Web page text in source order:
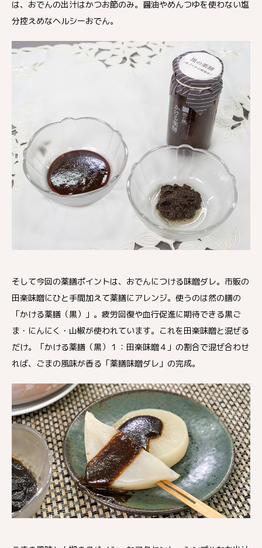
は、おでんの出汁はかつお節のみ。醤油やめんつゆを使わない塩
分控えめなヘルシーおでん。
そして今回の薬膳ポイントは、おでんにつける味噌ダレ。市販の
田楽味噌にひと手間加えて薬膳にアレンジ。使うのは然の膳の
「かける薬膳（黒）」。疲労回復や血行促進に期待できる黒ご
ま・にんにく・山椒が使われています。これを田楽味噌と混ぜる
だけ。「かける薬膳（黒）１：田楽味噌４」の割合で混ぜ合わせ
れば、ごまの風味が香る「薬膳味噌ダレ」の完成。